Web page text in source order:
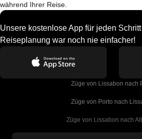
während Ihrer Reise.
Unsere kostenlose App für jeden
Reiseplanung war noch nie einfacher!
Züge von Lissabon nach
Züge von Porto nach
Züge von Lissabon nach